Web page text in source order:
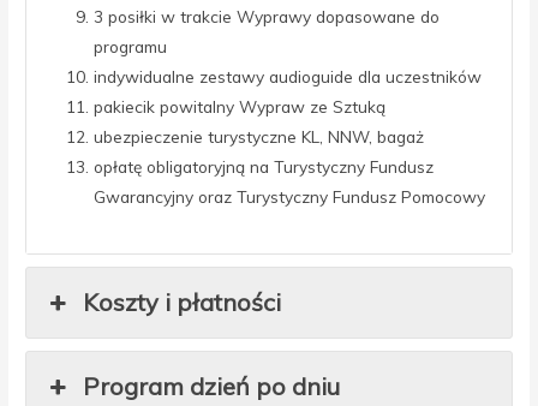
3 posiłki w trakcie Wyprawy dopasowane do
programu
indywidualne zestawy audioguide dla uczestników
pakiecik powitalny Wypraw ze Sztuką
ubezpieczenie turystyczne KL, NNW, bagaż
opłatę obligatoryjną na Turystyczny Fundusz
Gwarancyjny oraz Turystyczny Fundusz Pomocowy
Koszty i płatności
Program dzień po dniu